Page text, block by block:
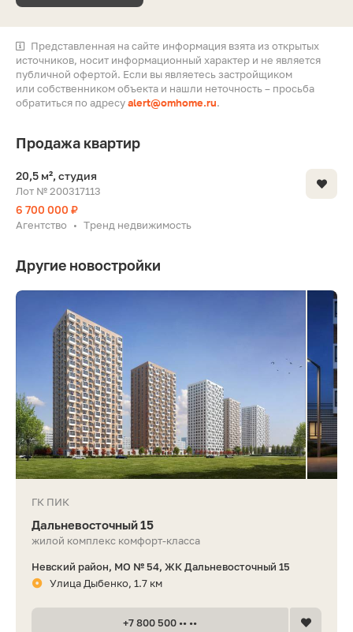
Представленная на сайте информация взята из открытых
источников, носит информационный характер и не является
публичной офертой. Если вы являетесь застройщиком
или собственником объекта и нашли неточность – просьба
обратиться по адресуalert@omhome.ru.
Продажа квартир
20,5 м², студия
Лот № 200317113
6 700 000 ₽
Агентство • Тренд недвижимость
Другие новостройки
ГК ПИК
Дальневосточный 15
жилой комплекс комфорт-класса
Невский район, МО № 54, ЖК Дальневосточный 15
Улица Дыбенко, 1.7 км
+7 800 500 •• ••